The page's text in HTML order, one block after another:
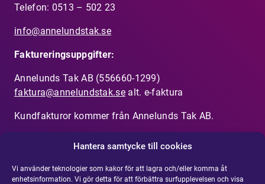
Hantera samtycke till cookies
Vi använder teknologier som kakor för att lagra och/eller komma åt
enhetsinformation. Vi gör detta för att förbättra surfupplevelsen och visa
Telefon: 0513 – 502 23
info@annelundstak.se
Faktureringsuppgifter:
Annelunds Tak AB (556660-1299)
faktura@annelundstak.sealt. e-faktura
Kundfakturor kommer från Annelunds Tak AB.